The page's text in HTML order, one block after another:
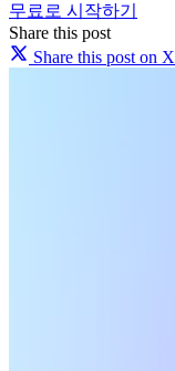
무료로 시작하기
Share this post
Share this post on X